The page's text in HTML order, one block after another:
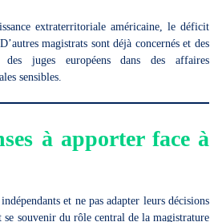
extraterritoriale américaine, le déficit
magistrats sont déjà concernés et des
des juges européens dans des affaires
sensibles.
à apporter face à
et ne pas adapter leurs décisions
souvenir du rôle central de la magistrature